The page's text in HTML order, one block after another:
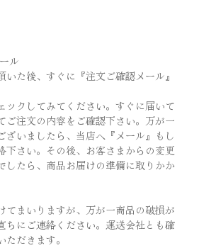
ル
いた後、すぐに『注文ご確認メール』
ックしてみてください。すぐに届いて
ご注文の内容をご確認下さい。万が一
ざいましたら、当店へ『メール』もし
下さい。その後、お客さまからの変更
したら、商品お届けの準備に取りかか
てまいりますが、万が一商品の破損が
ちにご連絡ください。運送会社とも確
だきます。